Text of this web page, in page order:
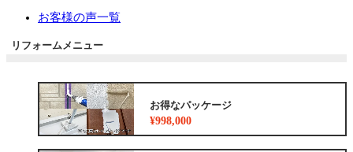
お客様の声一覧
リフォームメニュー
お得なパッケージ
¥998,000